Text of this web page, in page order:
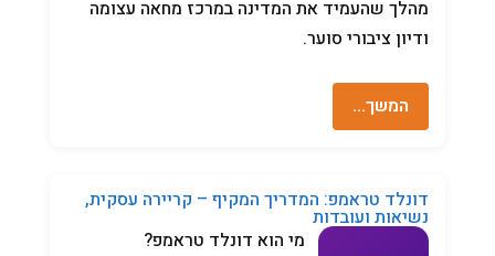
מהלך שהעמיד את המדינה במרכז מחאה עצומה
ודיון ציבורי סוער.
המשך…
דונלד טראמפ: המדריך המקיף – קריירה עסקית,
נשיאות ועובדות
מי הוא דונלד טראמפ?